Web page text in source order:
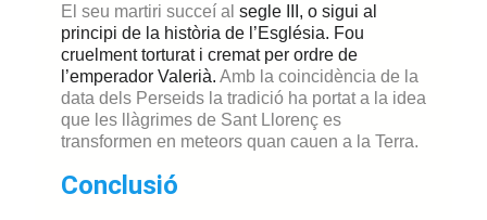
El seu martiri succeí al segle III, o sigui al
principi de la història de l’Església. Fou
cruelment torturat i cremat per ordre de
l’emperador Valerià. Amb la coincidència de la
data dels Perseids la tradició ha portat a la idea
que les llàgrimes de Sant Llorenç es
transformen en meteors quan cauen a la Terra.
Conclusió